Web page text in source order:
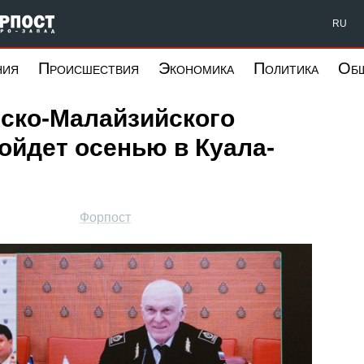
Форпост Северо-Запад RU
Происшествия Экономика Политика
Малайзийского
осенью в Куала-
Форпост